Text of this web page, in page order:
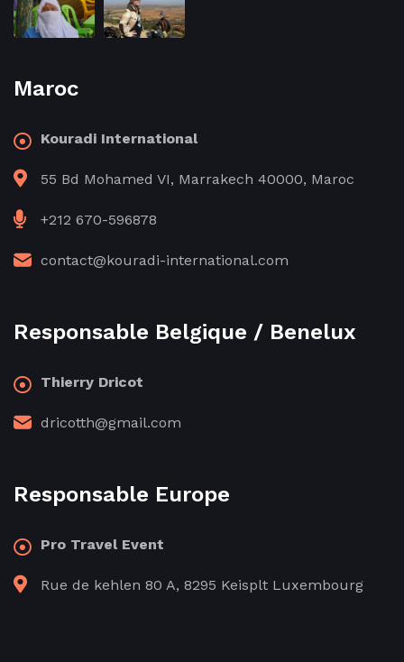
Maroc
Kouradi International
55 Bd Mohamed VI, Marrakech 40000, Maroc
+212 670-596878
contact@kouradi-international.com
Responsable Belgique / Benelux
Thierry Dricot
dricotth@gmail.com
Responsable Europe
Pro Travel Event
Rue de kehlen 80 A, 8295 Keisplt Luxembourg